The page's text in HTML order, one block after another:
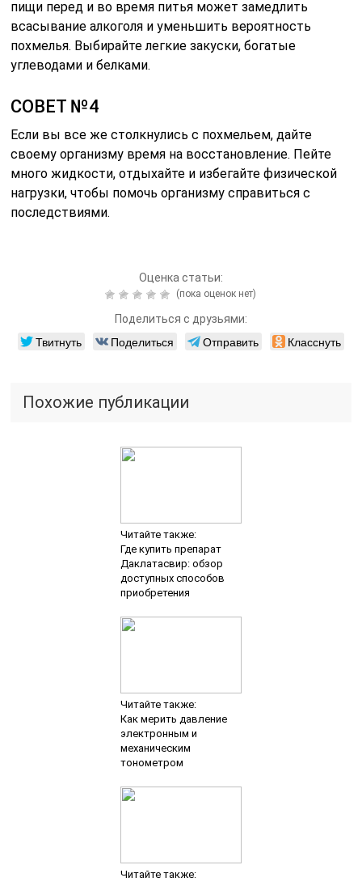
пищи перед и во время питья может замедлить
всасывание алкоголя и уменьшить вероятность
похмелья. Выбирайте легкие закуски, богатые
углеводами и белками.
СОВЕТ №4
Если вы все же столкнулись с похмельем, дайте
своему организму время на восстановление. Пейте
много жидкости, отдыхайте и избегайте физической
нагрузки, чтобы помочь организму справиться с
последствиями.
Оценка статьи:
(пока оценок нет)
Поделиться с друзьями:
Твитнуть Поделиться Отправить Класснуть
Похожие публикации
Читайте также:
Где купить препарат
Даклатасвир: обзор
доступных способов
приобретения
Читайте также:
Как мерить давление
электронным и
механическим
тонометром
Читайте также: